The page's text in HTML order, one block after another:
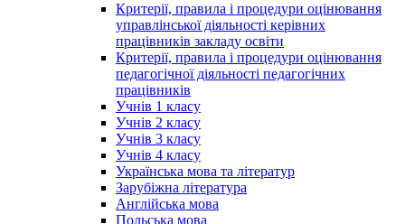
Критерії, правила і процедури оцінювання
управлінської діяльності керівних
працівників закладу освіти
Критерії, правила і процедури оцінювання
педагогічної діяльності педагогічних
працівників
Учнів 1 класу
Учнів 2 класу
Учнів 3 класу
Учнів 4 класу
Українська мова та літератур
Зарубіжна література
Англійська мова
Польська мова